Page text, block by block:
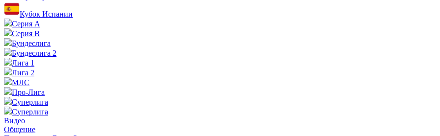
Кубок Испании
Серия А
Серия B
Бундеслига
Бундеслига 2
Лига 1
Лига 2
МЛС
Про-Лига
Суперлига
Суперлига
Видео
Общение